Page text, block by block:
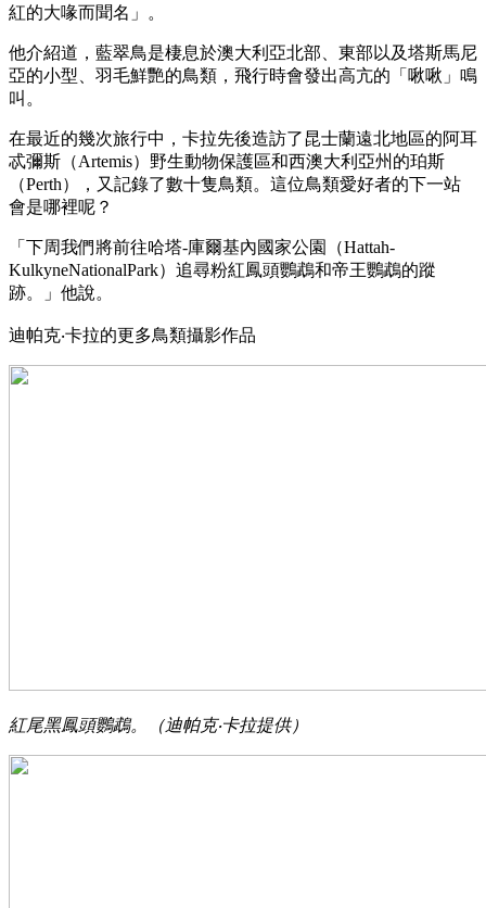
紅的大喙而聞名」。
他介紹道，藍翠鳥是棲息於澳大利亞北部、東部以及塔斯馬尼
亞的小型、羽毛鮮艷的鳥類，飛行時會發出高亢的「啾啾」鳴
叫。
在最近的幾次旅行中，卡拉先後造訪了昆士蘭遠北地區的阿耳
忒彌斯（Artemis）野生動物保護區和西澳大利亞州的珀斯
（Perth），又記錄了數十隻鳥類。這位鳥類愛好者的下一站
會是哪裡呢？
「下周我們將前往哈塔-庫爾基內國家公園（Hattah-
KulkyneNationalPark）追尋粉紅鳳頭鸚鵡和帝王鸚鵡的蹤
跡。」他說。
迪帕克‧卡拉的更多鳥類攝影作品
紅尾黑鳳頭鸚鵡。（迪帕克‧卡拉提供）